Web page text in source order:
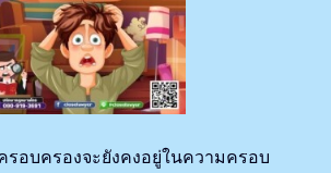
อบครองจะยังคงอยู่ในความครอบ